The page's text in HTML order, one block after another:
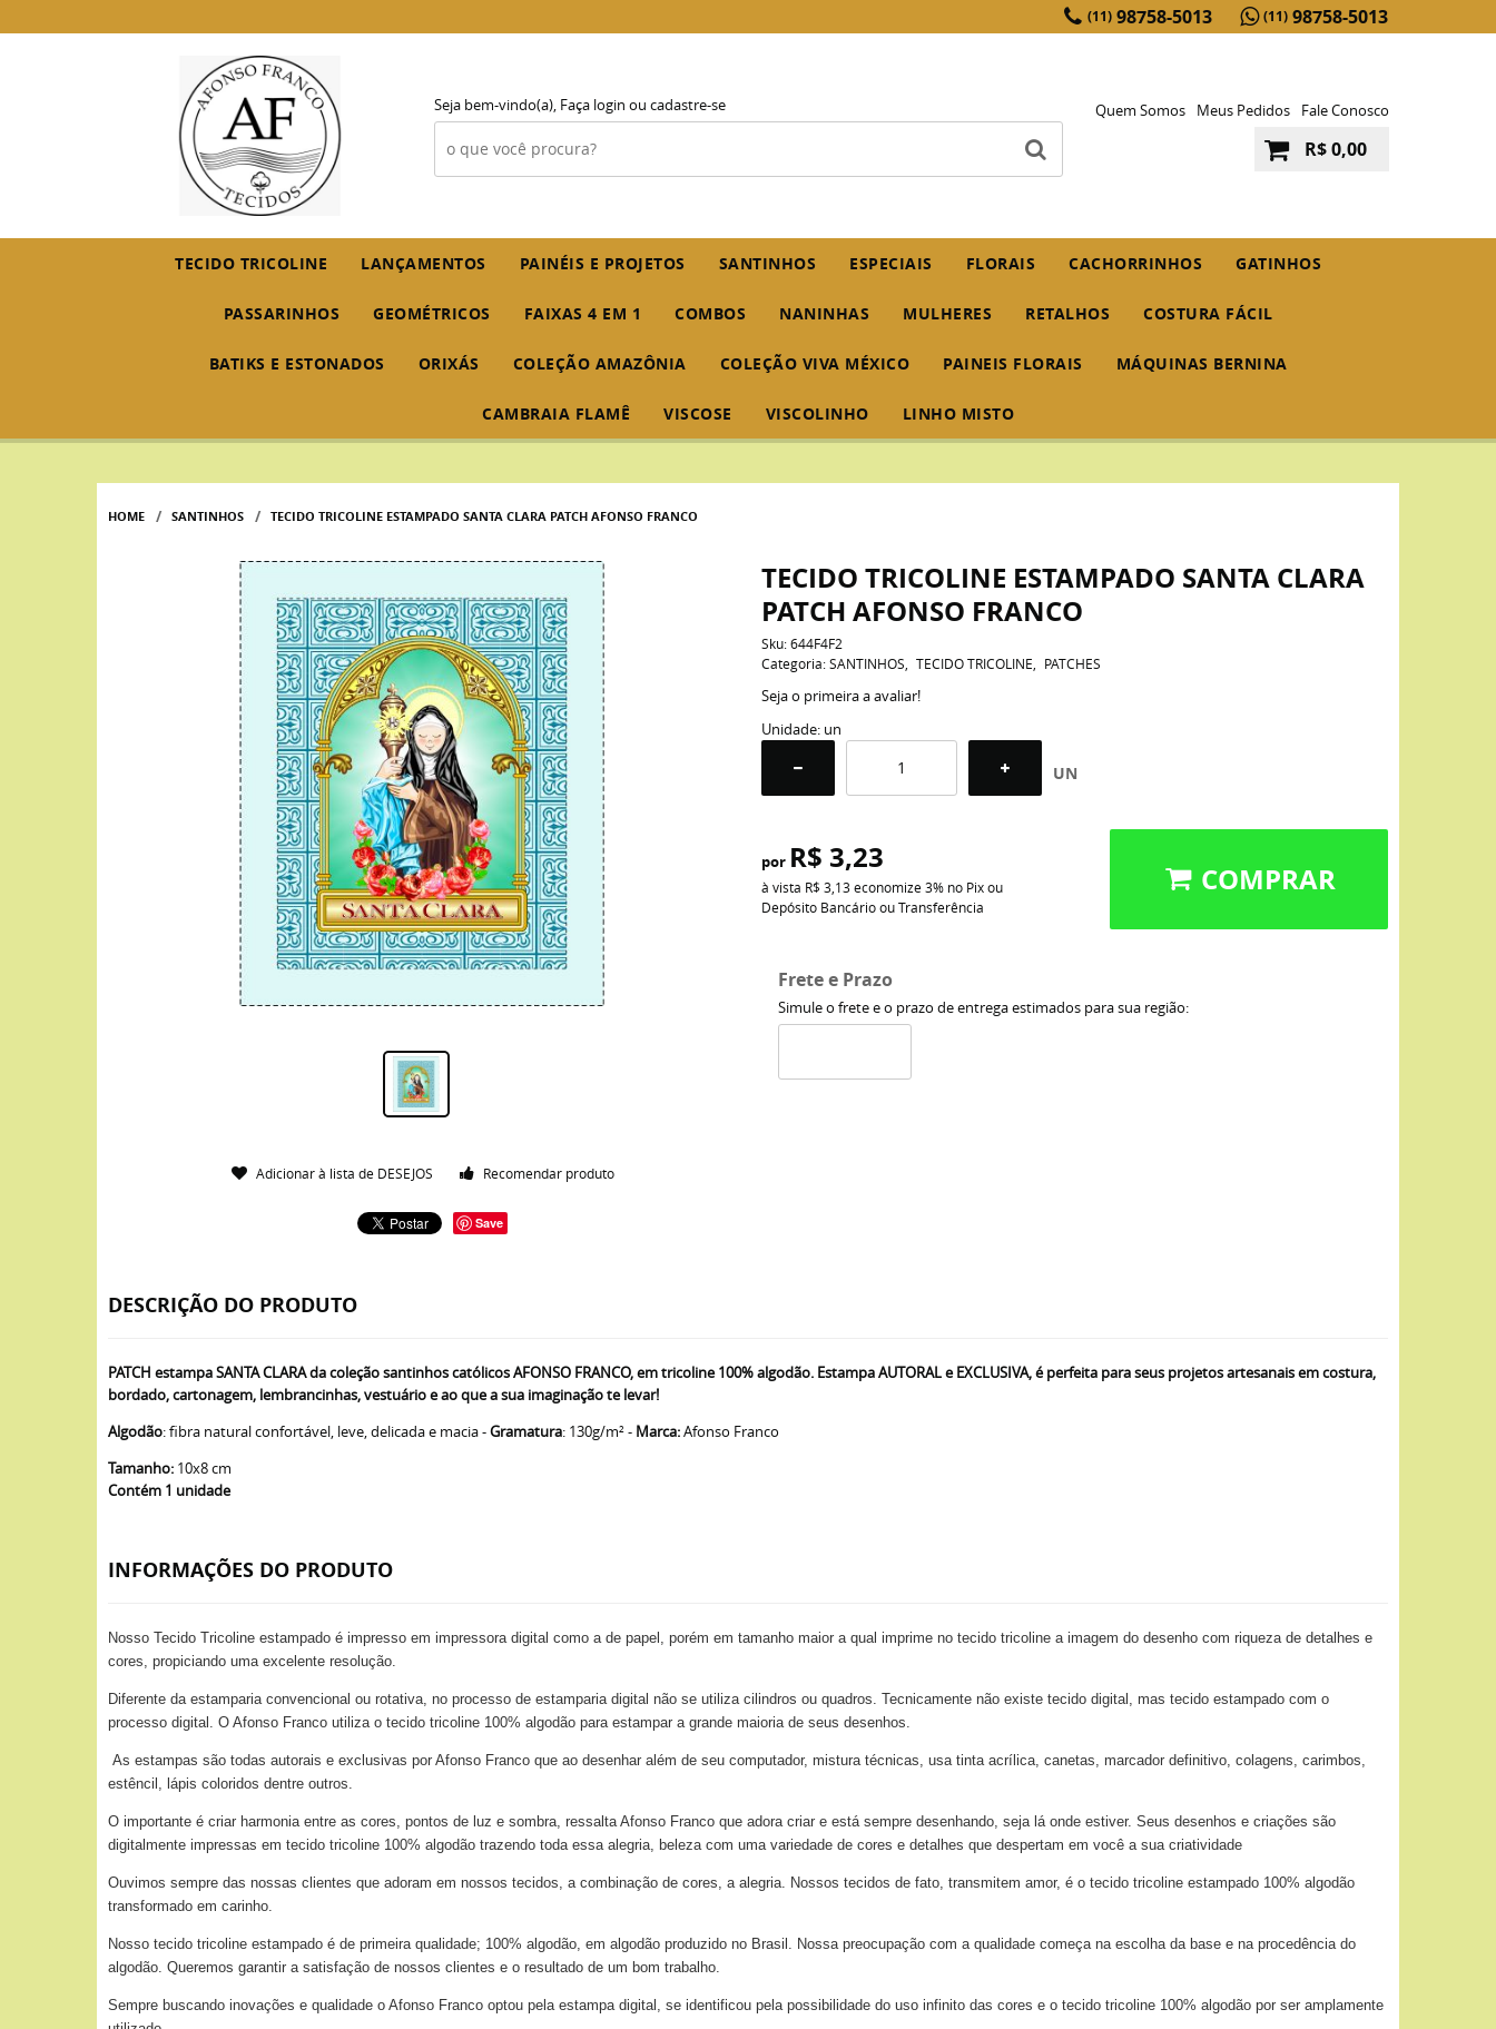
(11) 98758-5013 (11) 98758-5013
Seja bem-vindo(a), Faça login ou cadastre-se Quem Somos Meus Pedidos Fale Conosco
R$ 0,00
TECIDO TRICOLINE LANÇAMENTOS PAINÉIS E PROJETOS SANTINHOS ESPECIAIS FLORAIS CACHORRINHOS GATINHOS
PASSARINHOS GEOMÉTRICOS FAIXAS 4 EM 1 COMBOS NANINHAS MULHERES RETALHOS COSTURA FÁCIL
BATIKS E ESTONADOS ORIXÁS COLEÇÃO AMAZÔNIA COLEÇÃO VIVA MÉXICO PAINEIS FLORAIS MÁQUINAS BERNINA
CAMBRAIA FLAMÊ VISCOSE VISCOLINHO LINHO MISTO
HOME SANTINHOS TECIDO TRICOLINE ESTAMPADO SANTA CLARA PATCH AFONSO FRANCO
Adicionar à lista de DESEJOS Recomendar produto
Save
TECIDO TRICOLINE ESTAMPADO SANTA CLARA
PATCH AFONSO FRANCO
Sku:644F4F2
Categoria: SANTINHOS TECIDO TRICOLINE PATCHES
Seja o primeira a avaliar!
Unidade: un
UN
por R$ 3,23
à vista R$ 3,13economize3% no Pix ou
Depósito Bancário ou Transferência
COMPRAR
Frete e Prazo
Simule o frete e o prazo de entrega estimados para sua região:
DESCRIÇÃO DO PRODUTO
PATCH estampa SANTA CLARA da coleção santinhos católicos AFONSO FRANCO, em tricoline 100% algodão. Estampa AUTORAL e EXCLUSIVA, é perfeita para seus projetos artesanais em costura,
bordado, cartonagem, lembrancinhas, vestuário e ao que a sua imaginação te levar!
Algodão: fibra natural confortável, leve, delicada e macia -Gramatura: 130g/m² - Marca:Afonso Franco
Tamanho: 10x8 cm
Contém 1 unidade
INFORMAÇÕES DO PRODUTO
Nosso Tecido Tricoline estampado é impresso em impressora digital como a de papel, porém em tamanho maior a qual imprime no tecido tricoline a imagem do desenho com riqueza de detalhes e
cores, propiciando uma excelente resolução.
Diferente da estamparia convencional ou rotativa, no processo de estamparia digital não se utiliza cilindros ou quadros. Tecnicamente não existe tecido digital, mas tecido estampado com o
processo digital. O Afonso Franco utiliza o tecido tricoline 100% algodão para estampar a grande maioria de seus desenhos.
As estampas são todas autorais e exclusivas por Afonso Franco que ao desenhar além de seu computador, mistura técnicas, usa tinta acrílica, canetas, marcador definitivo, colagens, carimbos,
estêncil, lápis coloridos dentre outros.
O importante é criar harmonia entre as cores, pontos de luz e sombra, ressalta Afonso Franco que adora criar e está sempre desenhando, seja lá onde estiver. Seus desenhos e criações são
digitalmente impressas em tecido tricoline 100% algodão trazendo toda essa alegria, beleza com uma variedade de cores e detalhes que despertam em você a sua criatividade
Ouvimos sempre das nossas clientes que adoram em nossos tecidos, a combinação de cores, a alegria. Nossos tecidos de fato, transmitem amor, é o tecido tricoline estampado 100% algodão
transformado em carinho.
Nosso tecido tricoline estampado é de primeira qualidade; 100% algodão, em algodão produzido no Brasil. Nossa preocupação com a qualidade começa na escolha da base e na procedência do
algodão. Queremos garantir a satisfação de nossos clientes e o resultado de um bom trabalho.
Sempre buscando inovações e qualidade o Afonso Franco optou pela estampa digital, se identificou pela possibilidade do uso infinito das cores e o tecido tricoline 100% algodão por ser amplamente